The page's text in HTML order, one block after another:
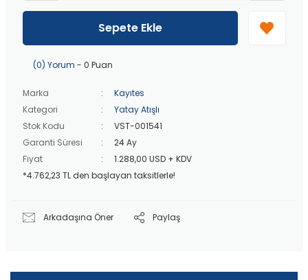
üzeri ücretsiz kargo!
40 bin TLüzeri özel teklif!
Sepete Ekle
(0) Yorum - 0 Puan
Marka
Kayıtes
Kategori
Yatay Atışlı
Stok Kodu
VST-001541
Garanti Süresi
24 Ay
Fiyat
1.288,00 USD + KDV
*4.762,23 TL den başlayan taksitlerle!
Arkadaşına Öner Paylaş